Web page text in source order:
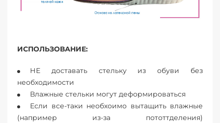
ИСПОЛЬЗОВАНИЕ:
НЕ доставать стельку из обуви без
необходимости
Влажные стельки могут деформироваться
Если все-таки необхоимо вытащить влажные
(например из-за пототтделения)